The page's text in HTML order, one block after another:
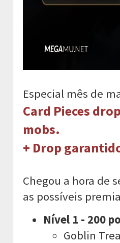
Especial mês de
Card Pieces
mobs.
+ Drop
Chegou a hora de
as possíveis
Nível 1 - 200
Goblin